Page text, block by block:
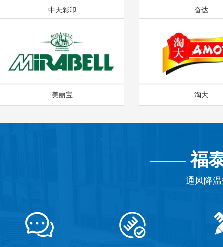
中天彩印 奋达
美丽宝 淘大
——福
通风降